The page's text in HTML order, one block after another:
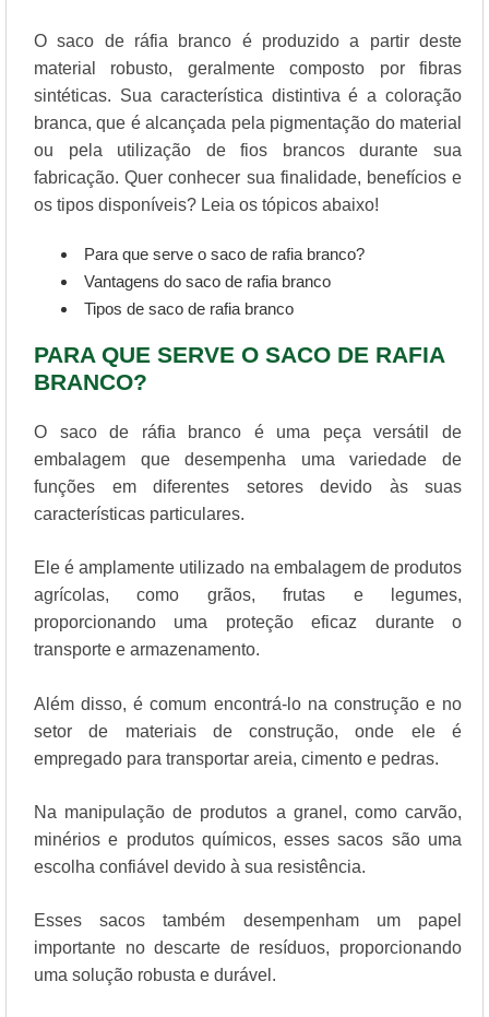
O saco de ráfia branco é produzido a partir deste
material robusto, geralmente composto por fibras
sintéticas. Sua característica distintiva é a coloração
branca, que é alcançada pela pigmentação do material
ou pela utilização de fios brancos durante sua
fabricação. Quer conhecer sua finalidade, benefícios e
os tipos disponíveis? Leia os tópicos abaixo!
Para que serve o saco de rafia branco?
Vantagens do saco de rafia branco
Tipos de saco de rafia branco
PARA QUE SERVE O SACO DE RAFIA
BRANCO?
O saco de ráfia branco é uma peça versátil de
embalagem que desempenha uma variedade de
funções em diferentes setores devido às suas
características particulares.
Ele é amplamente utilizado na embalagem de produtos
agrícolas, como grãos, frutas e legumes,
proporcionando uma proteção eficaz durante o
transporte e armazenamento.
Além disso, é comum encontrá-lo na construção e no
setor de materiais de construção, onde ele é
empregado para transportar areia, cimento e pedras.
Na manipulação de produtos a granel, como carvão,
minérios e produtos químicos, esses sacos são uma
escolha confiável devido à sua resistência.
Esses sacos também desempenham um papel
importante no descarte de resíduos, proporcionando
uma solução robusta e durável.